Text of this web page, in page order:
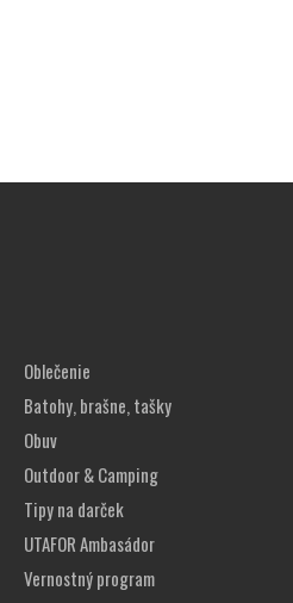
Oblečenie
Batohy, brašne, tašky
Obuv
Outdoor & Camping
Tipy na darček
UTAFOR Ambasádor
Vernostný program